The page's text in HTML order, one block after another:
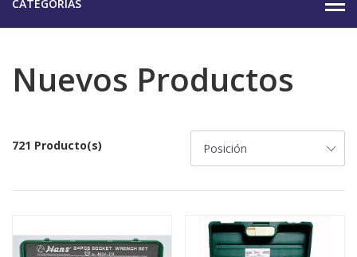
CATEGORÍAS
Nuevos Productos
721 Producto(s)